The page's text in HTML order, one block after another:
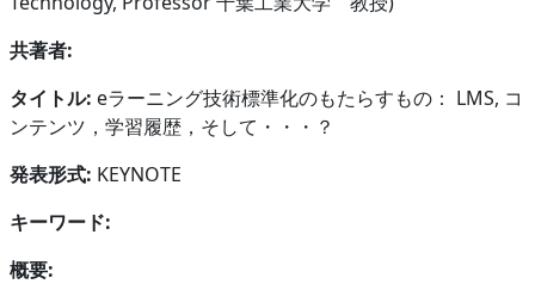
共著者:
タイトル: eラーニング技術標準化のもたらすもの： LMS, コ
ンテンツ，学習履歴，そして・・・？
発表形式: KEYNOTE
キーワード:
概要: